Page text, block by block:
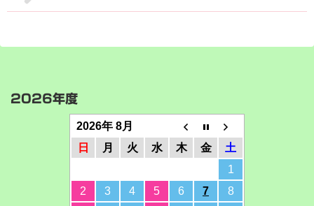
2026年度
2026年 8月
日
月 火 水 木 金
土
1
2
3 4 5 6 7
8